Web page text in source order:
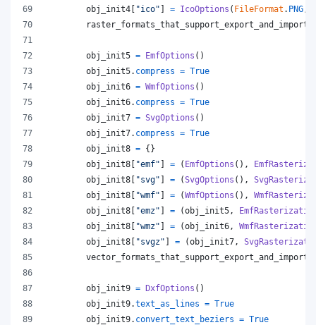
obj_init4 [ "ico" ] = IcoOptions ( FileFormat . PNG
raster_formats_that_support_export_and_import
obj_init5 = EmfOptions ()
obj_init5. compress = True
obj_init6 = WmfOptions ()
obj_init6. compress = True
obj_init7 = SvgOptions ()
obj_init7. compress = True
obj_init8 = {}
obj_init8 [ "emf" ] = ( EmfOptions (),
obj_init8 [ "svg" ] = (SvgOptions (),
obj_init8 [ "wmf" ] = (WmfOptions (),
obj_init8 [ "emz" ] = (obj_init5 ,
obj_init8 [ "wmz" ] = (obj_init6 ,
obj_init8 [ "svgz" ] = (obj_init7 ,
vector_formats_that_support_export_and_import
obj_init9 = DxfOptions ()
obj_init9.text_as_lines = True
obj_init9. convert_text_beziers = True